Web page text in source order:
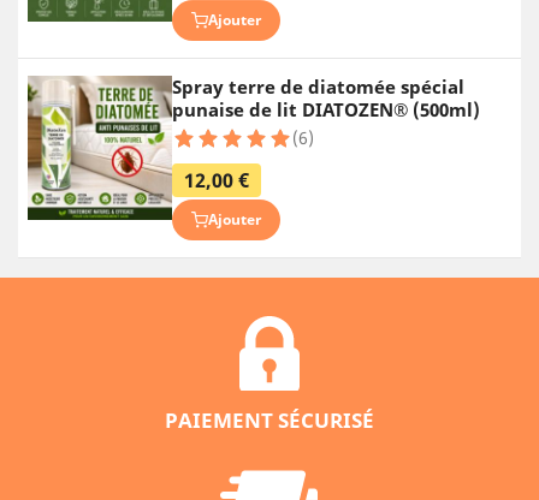
Ajouter
Spray terre de diatomée spécial
punaise de lit DIATOZEN® (500ml)
(6)
12,00 €
Ajouter
PAIEMENT SÉCURISÉ